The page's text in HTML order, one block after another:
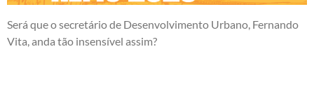
Será que o secretário de Desenvolvimento Urbano, Fernando
Vita, anda tão insensível assim?